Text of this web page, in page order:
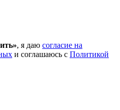
, я даю согласие на
и соглашаюсь с Политикой